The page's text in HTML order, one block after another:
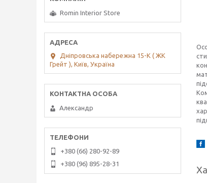
Romin Interior Store
Дніпровська набережна 15-К ( ЖК
Грейт ), Київ, Україна
Александр
+380 (66) 280-92-89
+380 (96) 895-28-31